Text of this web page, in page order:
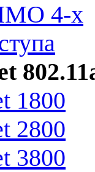
4-x
1800
2800
3800